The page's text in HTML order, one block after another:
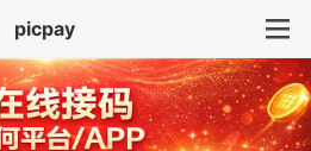
picpay